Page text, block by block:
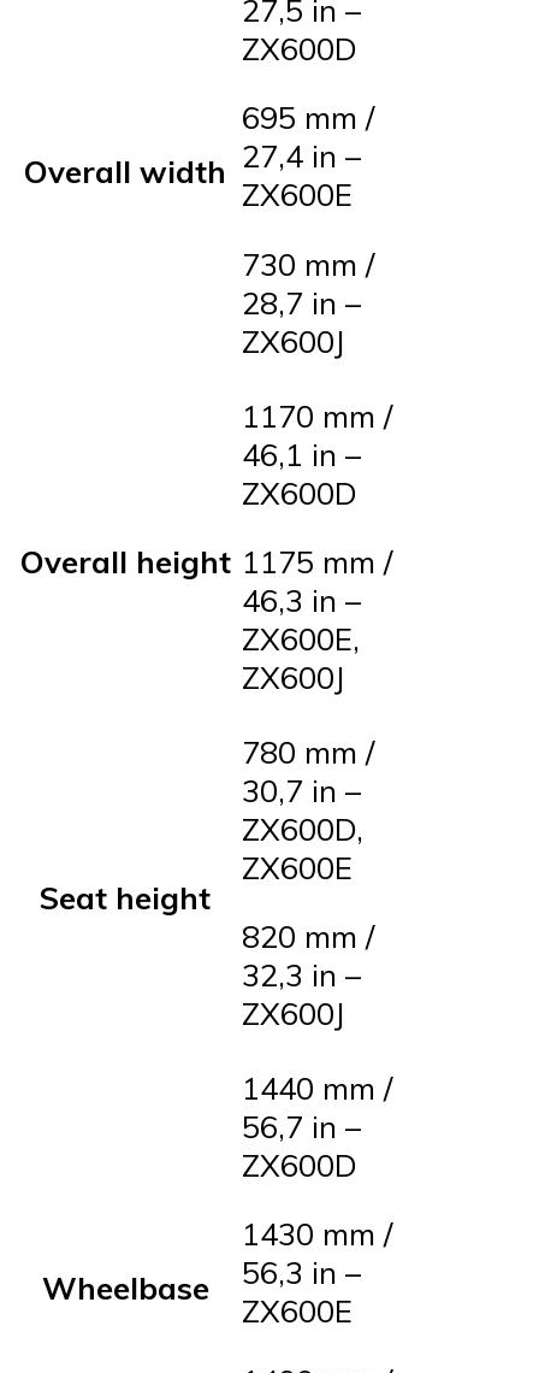
Overall width
27,5 in –
ZX600D
695 mm /
27,4 in –
ZX600E
730 mm /
28,7 in –
ZX600J
Overall height
1170 mm /
46,1 in –
ZX600D
1175 mm /
46,3 in –
ZX600E,
ZX600J
Seat height
780 mm /
30,7 in –
ZX600D,
ZX600E
820 mm /
32,3 in –
ZX600J
Wheelbase
1440 mm /
56,7 in –
ZX600D
1430 mm /
56,3 in –
ZX600E